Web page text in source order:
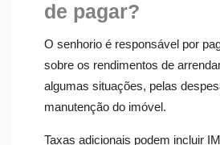
de pagar?
O senhorio é responsável por
sobre os rendimentos de
algumas situações, pelas
manutenção do imóvel.
Taxas adicionais podem incluir